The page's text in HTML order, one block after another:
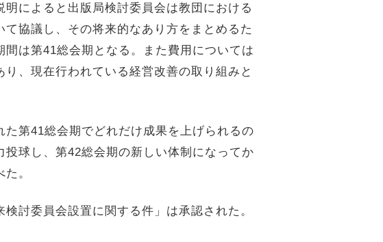
によると出版局検討委員会は教団における
協議し、その将来的なあり方をまとめるた
は第41総会期となる。また費用については
、現在行われている経営改善の取り組みと
第41総会期でどれだけ成果を上げられるの
球し、第42総会期の新しい体制になってか
。
討委員会設置に関する件」は承認された。